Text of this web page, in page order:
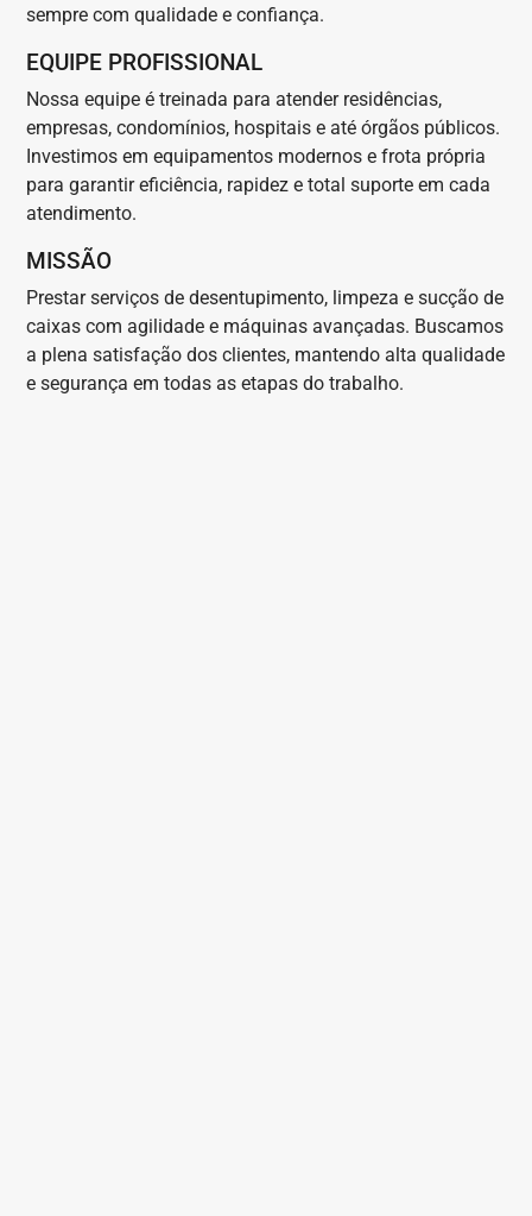
sempre com qualidade e confiança.
EQUIPE PROFISSIONAL
Nossa equipe é treinada para atender residências,
empresas, condomínios, hospitais e até órgãos públicos.
Investimos em equipamentos modernos e frota própria
para garantir eficiência, rapidez e total suporte em cada
atendimento.
MISSÃO
Prestar serviços de desentupimento, limpeza e sucção de
caixas com agilidade e máquinas avançadas. Buscamos
a plena satisfação dos clientes, mantendo alta qualidade
e segurança em todas as etapas do trabalho.